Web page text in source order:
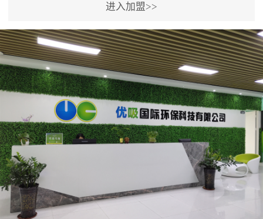
专利保护优势、双甲资质
企业（“室内环境净化治理
甲级施工资质”“室内环境
污染治理资质等级证
书”）、拥有多名高级《环
境工程高级工程师》室内
空气治理资格认证的治理
人员、掌握室内空气净化
治理实用技术和五项专利
技术、八项计算机软件著
作权登记证书等。研发实
进入加盟>>